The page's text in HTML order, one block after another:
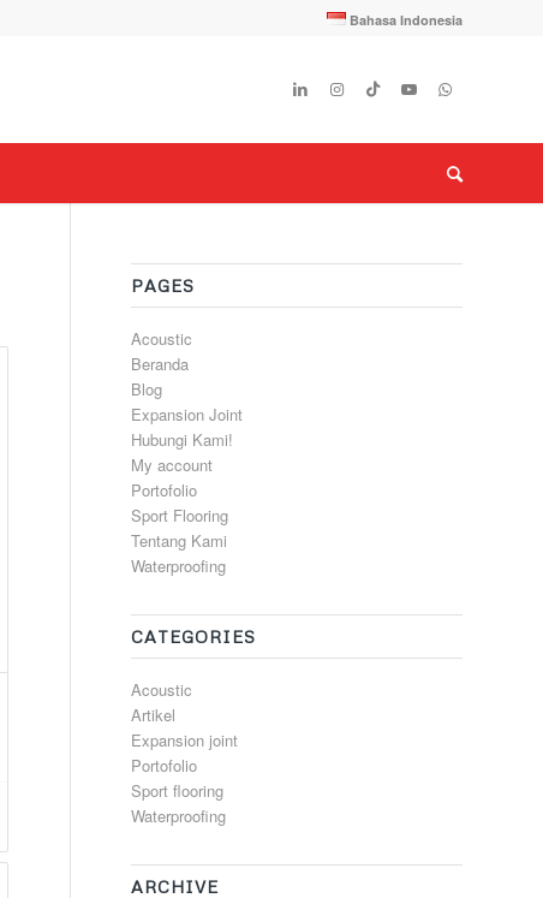
Bahasa Indonesia
PAGES
Acoustic
Beranda
Blog
Expansion Joint
Hubungi Kami!
My account
Portofolio
Sport Flooring
Tentang Kami
Waterproofing
CATEGORIES
Acoustic
Artikel
Expansion joint
Portofolio
Sport flooring
Waterproofing
ARCHIVE